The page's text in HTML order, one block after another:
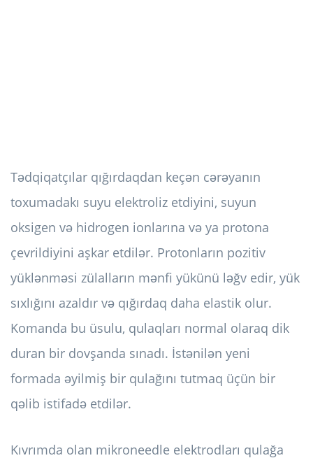
Tədqiqatçılar qığırdaqdan keçən cərəyanın
toxumadakı suyu elektroliz etdiyini, suyun
oksigen və hidrogen ionlarına və ya protona
çevrildiyini aşkar etdilər. Protonların pozitiv
yüklənməsi zülalların mənfi yükünü ləğv edir, yük
sıxlığını azaldır və qığırdaq daha elastik olur.
Komanda bu üsulu, qulaqları normal olaraq dik
duran bir dovşanda sınadı. İstənilən yeni
formada əyilmiş bir qulağını tutmaq üçün bir
qəlib istifadə etdilər.
Kıvrımda olan mikroneedle elektrodları qulağa